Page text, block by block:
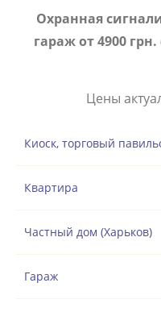
Охранная
гараж от 4900
Цены
Киоск, торговый
Квартира
Частный дом (Харьков)
Гараж